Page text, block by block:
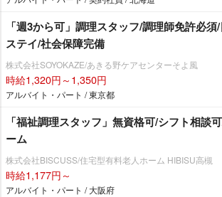
「週3から可」調理スタッフ/調理師免許必
ステイ/社会保障完備
株式会社SOYOKAZE/あきる野ケアセンターそよ風
時給1,320円～1,350円
アルバイト・パート / 東京都
「福祉調理スタッフ」無資格可/シフト相談
ーム
株式会社BISCUSS/住宅型有料老人ホーム HIBISU高槻
時給1,177円～
アルバイト・パート / 大阪府